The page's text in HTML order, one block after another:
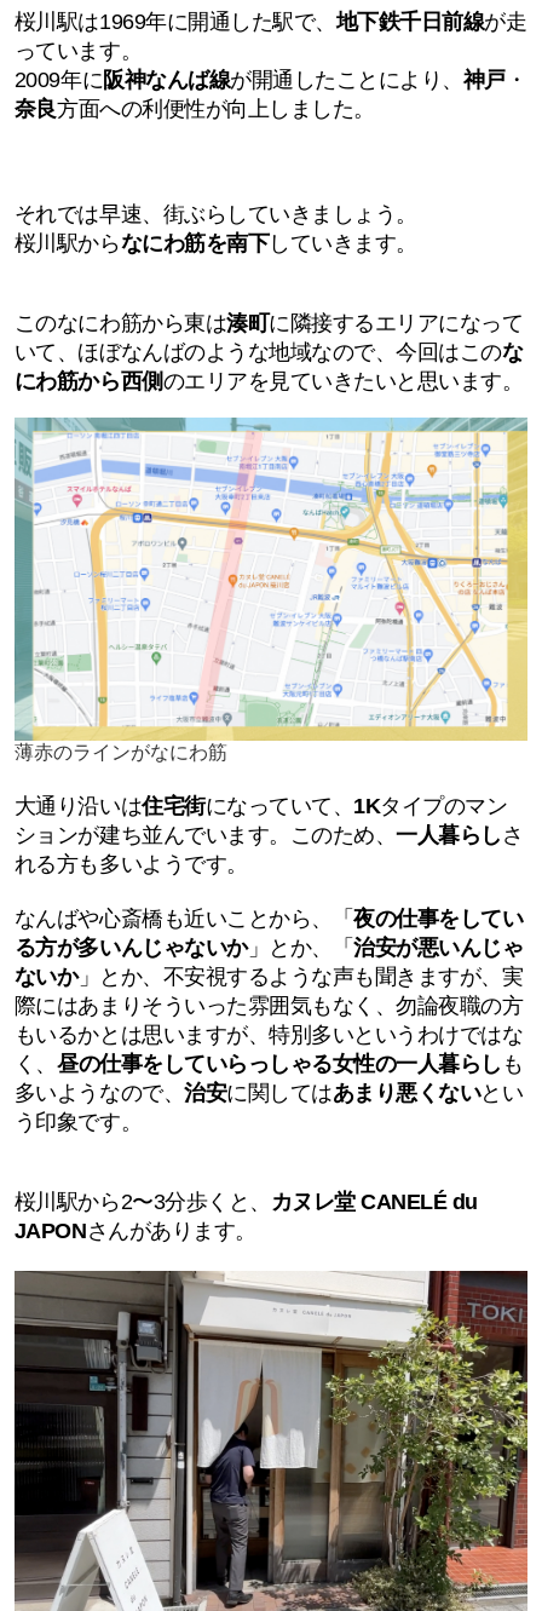
桜川駅は1969年に開通した駅で、地下鉄千日前線が走
っています。
2009年に 阪神なんば線が開通したことにより、 神戸・
奈良方面への利便性が向上しました。
それでは早速、街ぶらしていきましょう。
桜川駅からなにわ筋を南下していきます。
このなにわ筋から東は湊町に隣接するエリアになって
いて、ほぼなんばのような地域なので、今回はこのな
にわ筋から西側のエリアを見ていきたいと思います。
薄赤のラインがなにわ筋
大通り沿いは住宅街になっていて、 1Kタイプのマン
ションが建ち並んでいます。このため、一人暮らし さ
れる方も多いようです。
なんばや心斎橋も近いことから、「夜の仕事をしてい
る方が多いんじゃないか」とか、「治安が悪いんじゃ
ないか」とか、不安視するような声も聞きますが、実
際にはあまりそういった雰囲気もなく、勿論夜職の方
もいるかとは思いますが、特別多いというわけではな
く、 昼の仕事をしていらっしゃる女性の一人暮らし も
多いようなので、治安に関してはあまり悪くないとい
う印象です。
桜川駅から2〜3分歩くと、 カヌレ堂CANELÉ du
JAPONさんがあります。